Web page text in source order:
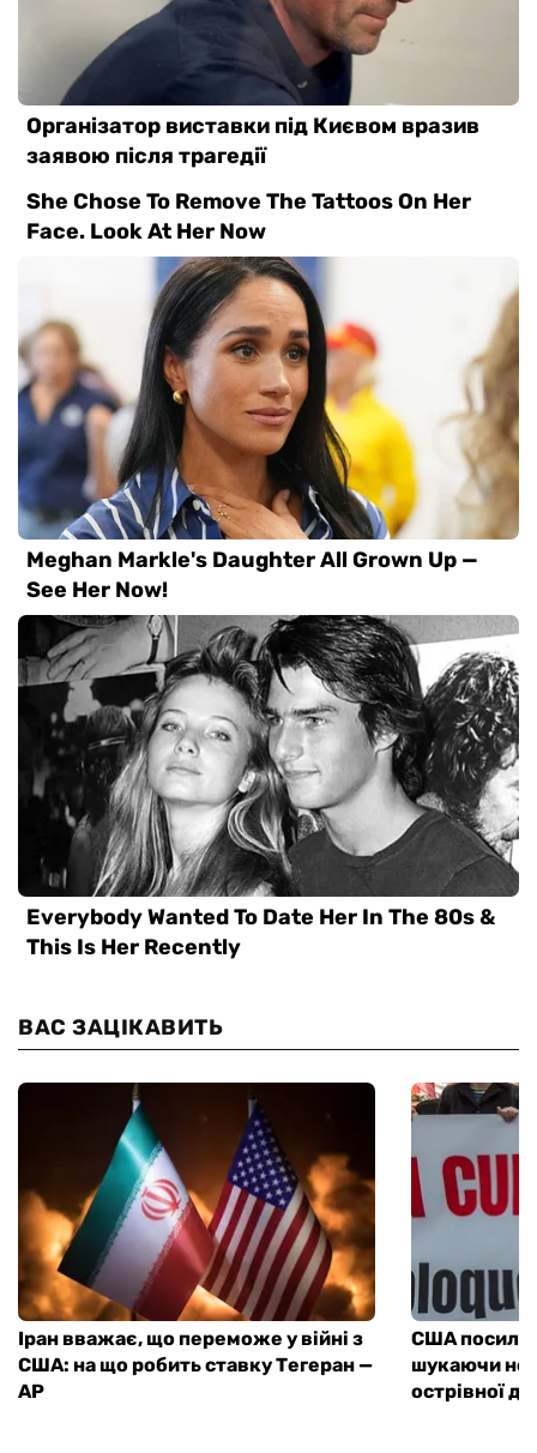
ВАС ЗАЦІКАВИТЬ
Іран вважає, що переможе у війні з
США: на що робить ставку Тегеран —
AP
США
шукаючи
острівної